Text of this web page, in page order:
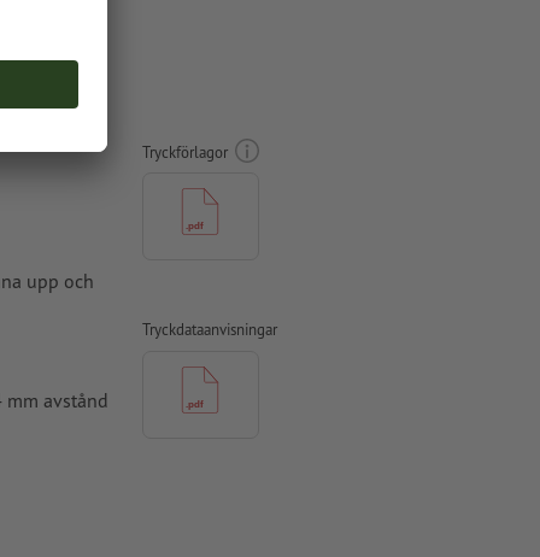
upp och
avstånd
Tryckförlagor
Tryckdataanvisningar